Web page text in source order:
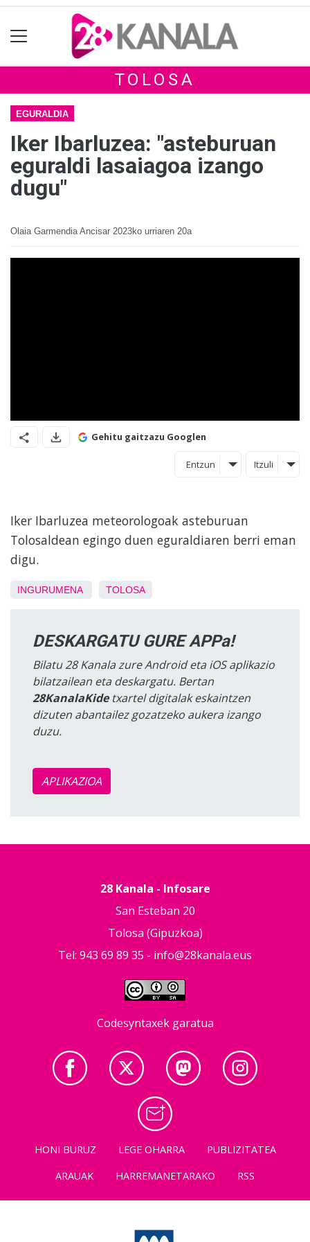
TOLOSA
EGURALDIA
Iker Ibarluzea: "asteburuan
eguraldi lasaiagoa izango
dugu"
Olaia Garmendia Ancisar 2023ko urriaren 20a
Gehitu gaitzazu Googlen
Entzun Itzuli
Iker Ibarluzea meteorologoak asteburuan
Tolosaldean egingo duen eguraldiaren berri eman
digu.
INGURUMENA TOLOSA
DESKARGATU GURE APPa!
Bilatu 28 Kanala zure Android eta iOS aplikazio
bilatzailean eta deskargatu. Bertan
28KanalaKidetxartel digitalak eskaintzen
dizuten abantailez gozatzeko aukera izango
duzu.
APLIKAZIOA
28 Kanala - Infosare
San Esteban 20
Tolosa (Gipuzkoa)
Tel: 943 69 89 35 - info@28kanala.eus
Codesyntaxek garatua
HONI BURUZ LEGE OHARRA
PUBLIZITATEA
ARAUAK
HARREMANETARAKO RSS